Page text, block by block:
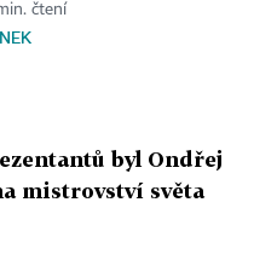
čtení
byl Ondřej
mistrovství světa